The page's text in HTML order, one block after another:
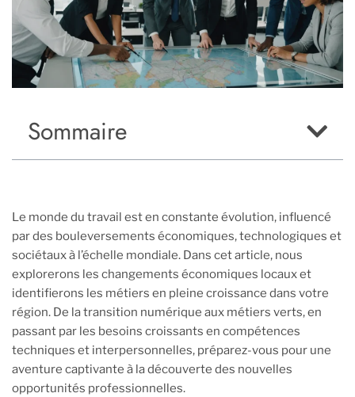
Sommaire
Le monde du travail est en constante évolution, influencé
par des bouleversements économiques, technologiques et
sociétaux à l’échelle mondiale. Dans cet article, nous
explorerons les changements économiques locaux et
identifierons les métiers en pleine croissance dans votre
région. De la transition numérique aux métiers verts, en
passant par les besoins croissants en compétences
techniques et interpersonnelles, préparez-vous pour une
aventure captivante à la découverte des nouvelles
opportunités professionnelles.